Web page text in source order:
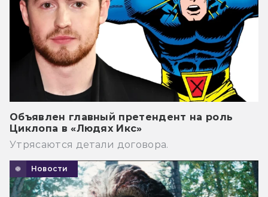
Объявлен главный претендент на роль
Циклопа в «Людях Икс»
Утрясаются детали договора.
Новости